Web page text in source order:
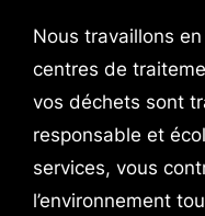
Nous travaillons
centres de
vos déchets sont
responsable et
services, vous
l’environnement